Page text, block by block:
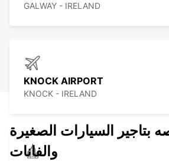
GALWAY - IRELAND
KNOCK AIRPORT
KNOCK - IRELAND
بتاجير السيارات الصغيرة
والفانات